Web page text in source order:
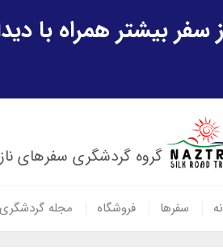
گروه گردشگری سفرهای ناز
سفرها فروشگاه مجله گردشگری